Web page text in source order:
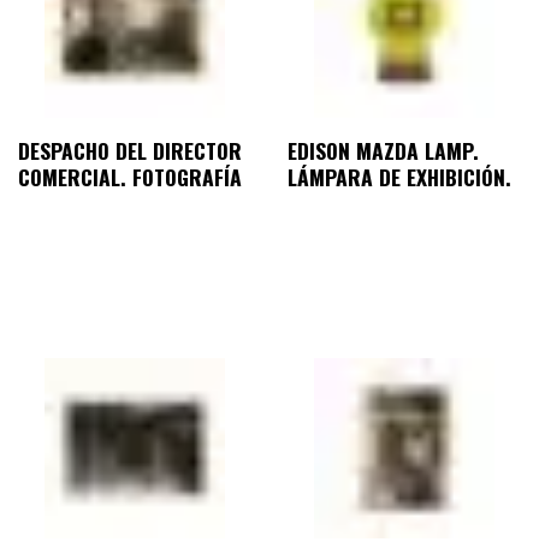
DESPACHO DEL DIRECTOR
COMERCIAL. FOTOGRAFÍA
EDISON MAZDA LAMP.
LÁMPARA DE EXHIBICIÓN.